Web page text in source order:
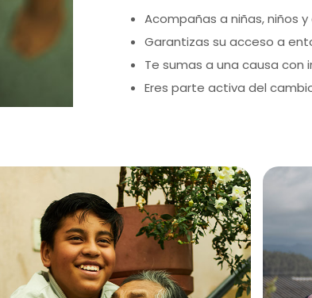
Acompañas a niñas, niños
Garantizas su acceso a
Te sumas a una causa
Eres parte activa del